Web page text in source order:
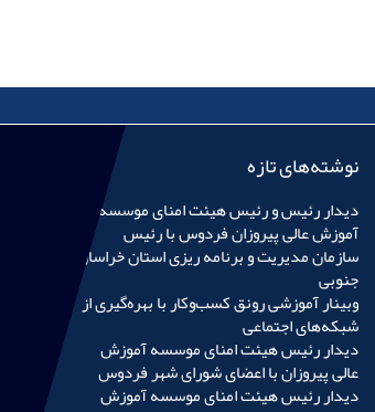
نوشته‌های تازه
دیدار رئیس و رئیس هیئت امنای موسسه
آموزش عالی پیروزان فردوس با رئیس
سازمان مدیریت و برنامه ریزی استان خراسان
جنوبی
وبینار آموزشی رونق کسب‌وکار با بهره‌گیری از
شبکه‌های اجتماعی
دیدار رئیس هیئت امنای موسسه آموزش
عالی پیروزان با اعضای شورای شهر فردوس
دیدار رئیس هیئت امنای موسسه آموزش